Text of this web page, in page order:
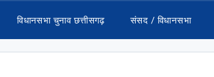
विधानसभा चुनाव छत्तीसगढ़ संसद / विधानसभा